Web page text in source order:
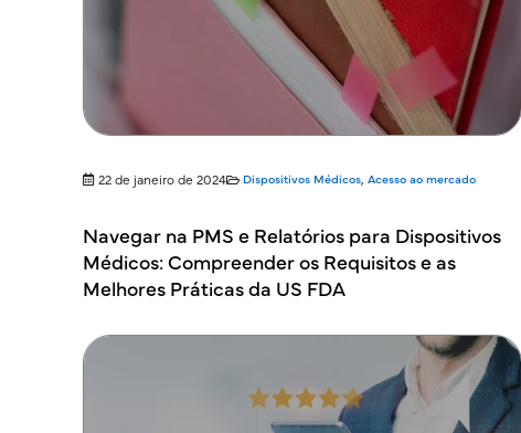
22 de janeiro de 2024 Dispositivos Médicos, Acesso ao mercado
Navegar na PMS e Relatórios para Dispositivos
Médicos: Compreender os Requisitos e as
Melhores Práticas da US FDA